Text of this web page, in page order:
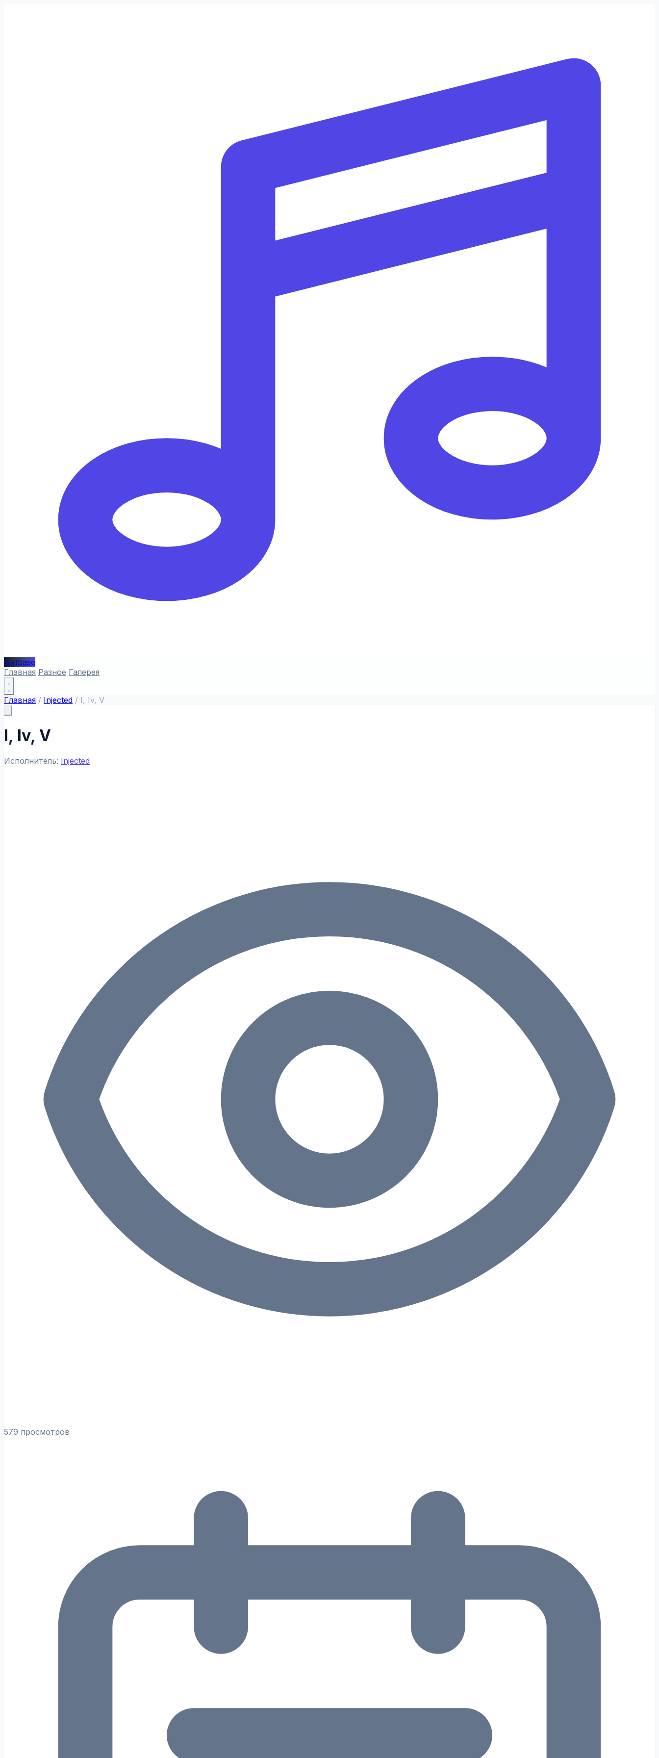
textbase
Главная Разное Галерея
Главная / Injected / I, Iv, V
I, Iv, V
Исполнитель: Injected
579 просмотров